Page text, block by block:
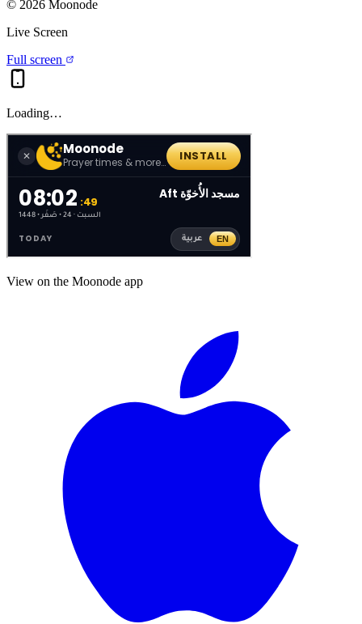
© 2026 Moonode
Live Screen
Full screen
Loading…
View on the Moonode app